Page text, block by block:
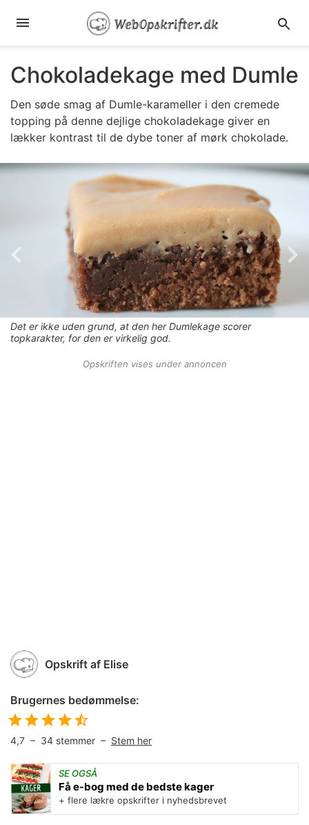
Chokoladekage med Dumle
Den søde smag af Dumle-karameller i den cremede
topping på denne dejlige chokoladekage giver en
lækker kontrast til de dybe toner af mørk chokolade.
Det er ikke uden grund, at den her Dumlekage scorer
topkarakter, for den er virkelig god.
Opskriften vises under annoncen
Opskrift af Elise
Brugernes bedømmelse:
4,7 – 34 stemmer – Stem her
SE OGSÅ
Få e-bog med de bedste kager
+ flere lækre opskrifter i nyhedsbrevet